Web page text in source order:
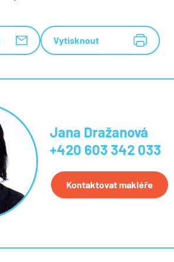
Vytisknout
Jana Dražanová
+420 603 342 033
Kontaktovat makléře